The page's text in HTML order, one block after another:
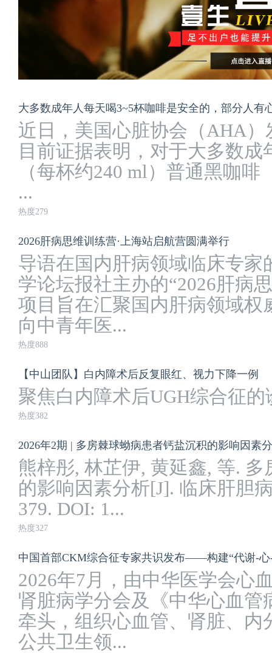
大多数成年人每天喝3~5杯咖啡是安全的，部分人有
近日，美国心脏协会（AHA
目前证据表明，对于大多数成
（每杯约240 ml）普通黑咖
...
热度279
2026肝病思维训练营·上海站启航营圆满举行
导语在国内肝病领域临床专家
学论坛报社主办的“2026肝病
项目旨在汇聚国内肝病领域权
向中青年医...
热度888
【中山团队】白内障术后反复眼红、视力下降一例
聚焦白内障术后UGH综合征
热度382
2026年2期 | 多房棘球蚴病患者钙盐沉积的影响因素
熊梓彤, 林芷伊, 黄延鑫, 等.
的影响因素分析[J]. 临床肝胆
379. DOI: 1...
热度327
中国首部CKM综合征专家共识发布——构建“代谢-心
2026年7月，由中华医学会心
肾脏病学分会及《中华心血管
牵头，组织心血管、肾脏、内
公共卫生领...